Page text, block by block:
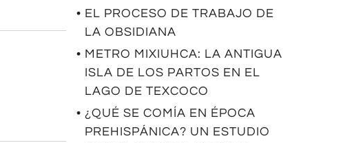
• EL PROCESO DE TRABAJO DE
LA OBSIDIANA
• METRO MIXIUHCA: LA ANTIGUA
ISLA DE LOS PARTOS EN EL
LAGO DE TEXCOCO
• ¿QUÉ SE COMÍA EN ÉPOCA
PREHISPÁNICA? UN ESTUDIO